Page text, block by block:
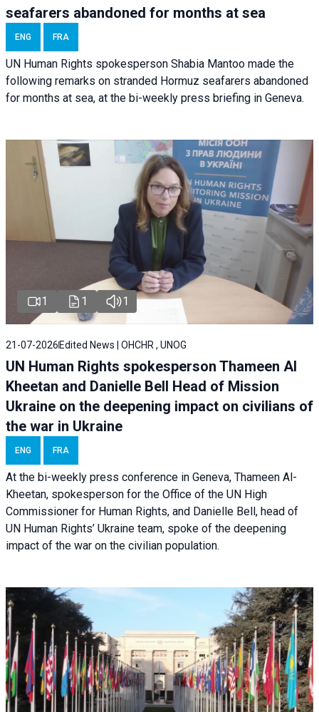
seafarers abandoned for months at sea
ENG FRA
UN Human Rights spokesperson Shabia Mantoo made the
following remarks on stranded Hormuz seafarers abandoned
for months at sea, at the bi-weekly press briefing in Geneva.
1 1 1
21-07-2026 Edited News | OHCHR , UNOG
UN Human Rights spokesperson Thameen Al
Kheetan and Danielle Bell Head of Mission
Ukraine on the deepening impact on civilians of
the war in Ukraine
ENG FRA
At the bi-weekly press conference in Geneva, Thameen Al-
Kheetan, spokesperson for the Office of the UN High
Commissioner for Human Rights, and Danielle Bell, head of
UN Human Rights’ Ukraine team, spoke of the deepening
impact of the war on the civilian population.